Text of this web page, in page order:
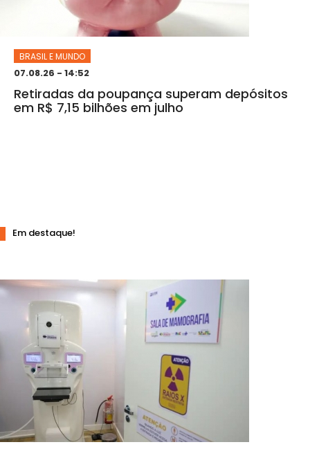
BRASIL E MUNDO
07.08.26 - 14:52
Retiradas da poupança superam depósitos
em R$ 7,15 bilhões em julho
Em destaque!